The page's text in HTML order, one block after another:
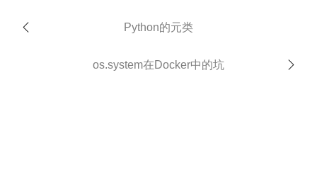
Python的元类
os.system在Docker中的坑